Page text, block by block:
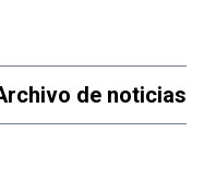
de noticias